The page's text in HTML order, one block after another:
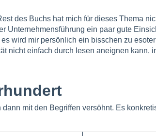
des Buchs hat mich für dieses Thema
Unternehmensführung ein paar gute
wird mir persönlich ein bisschen zu
nicht einfach durch lesen aneignen kann,
dann mit den Begriffen versöhnt. Es